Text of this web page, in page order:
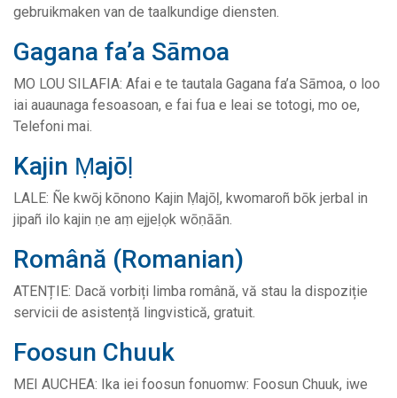
gebruikmaken van de taalkundige diensten.
Gagana fa’a Sāmoa
MO LOU SILAFIA: Afai e te tautala Gagana fa’a Sāmoa, o loo
iai auaunaga fesoasoan, e fai fua e leai se totogi, mo oe,
Telefoni mai.
Kajin Ṃajōḷ
LALE: Ñe kwōj kōnono Kajin Ṃajōḷ, kwomaroñ bōk jerbal in
jipañ ilo kajin ṇe aṃ ejjeḷọk wōṇāān.
Română (Romanian)
ATENȚIE: Dacă vorbiți limba română, vă stau la dispoziție
servicii de asistență lingvistică, gratuit.
Foosun Chuuk
MEI AUCHEA: Ika iei foosun fonuomw: Foosun Chuuk, iwe